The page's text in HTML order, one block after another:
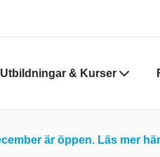
Utbildningar & Kurser
är öppen. Läs mer